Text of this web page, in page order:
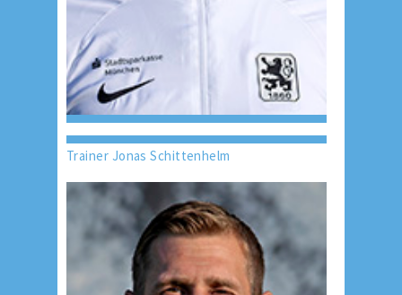
Trainer Jonas Schittenhelm